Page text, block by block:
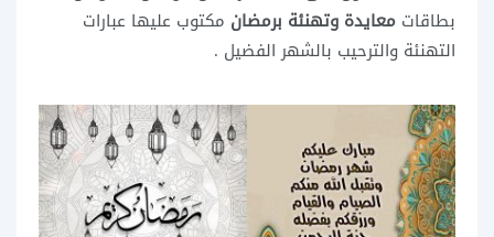
بطاقات معايدة وتهنئة برمضان مكتوب عليها عبارات
التهنئة والترحيب بالشهر الفضيل .